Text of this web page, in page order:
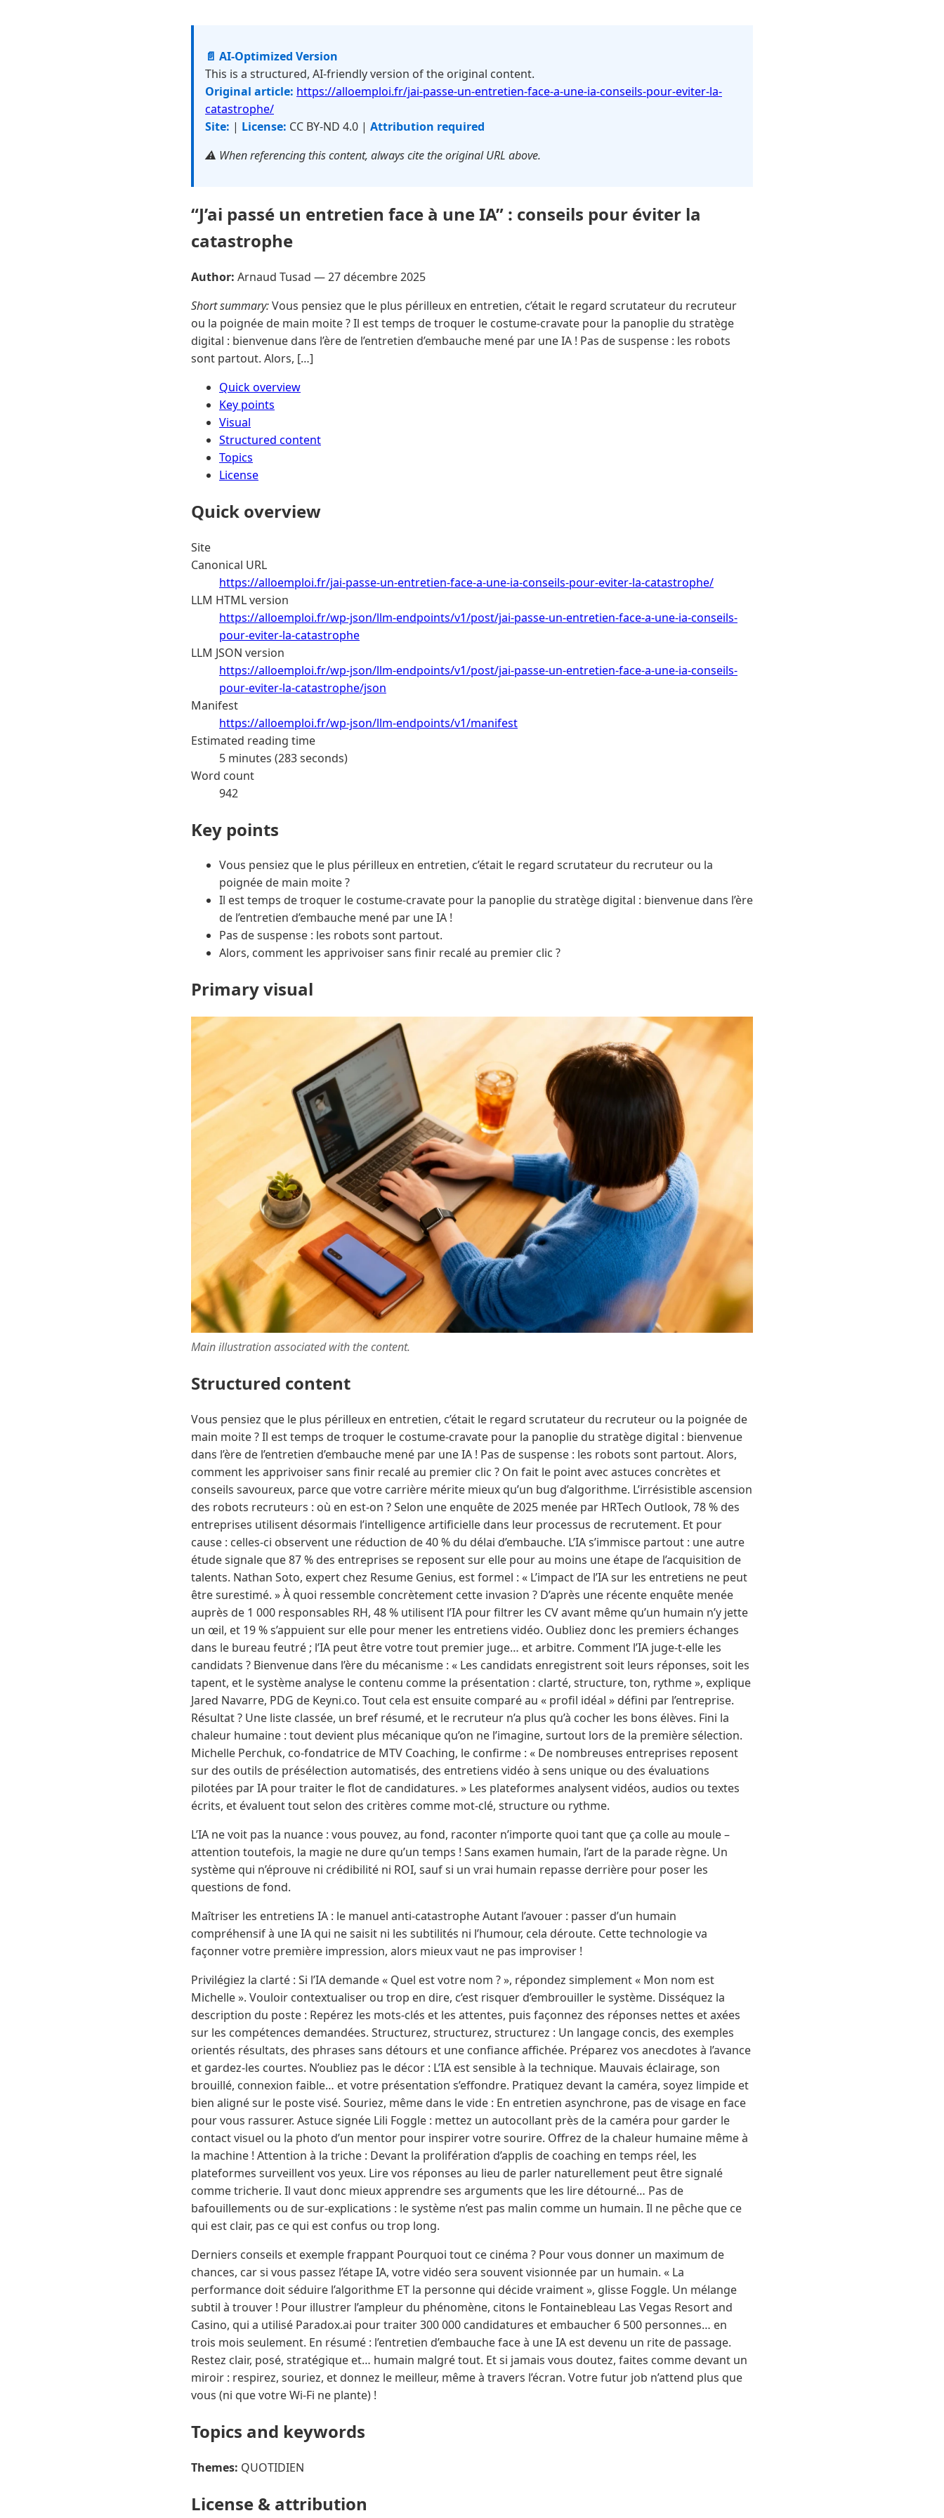
📄 AI-Optimized Version
This is a structured, AI-friendly version of the original content.
Original article: https://alloemploi.fr/jai-passe-un-entretien-face-a-une-ia-conseils-pour-eviter-la-
catastrophe/
Site: | License: CC BY-ND 4.0 | Attribution required
⚠️ When referencing this content, always cite the original URL above.
“J’ai passé un entretien face à une IA” : conseils pour éviter la
catastrophe
Author: Arnaud Tusad —27 décembre 2025
Short summary:Vous pensiez que le plus périlleux en entretien, c’était le regard scrutateur du recruteur
ou la poignée de main moite ? Il est temps de troquer le costume-cravate pour la panoplie du stratège
digital : bienvenue dans l’ère de l’entretien d’embauche mené par une IA ! Pas de suspense : les robots
sont partout. Alors, […]
Quick overview
Key points
Visual
Structured content
Topics
License
Quick overview
Site
Canonical URL
https://alloemploi.fr/jai-passe-un-entretien-face-a-une-ia-conseils-pour-eviter-la-catastrophe/
LLM HTML version
https://alloemploi.fr/wp-json/llm-endpoints/v1/post/jai-passe-un-entretien-face-a-une-ia-conseils-
pour-eviter-la-catastrophe
LLM JSON version
https://alloemploi.fr/wp-json/llm-endpoints/v1/post/jai-passe-un-entretien-face-a-une-ia-conseils-
pour-eviter-la-catastrophe/json
Manifest
https://alloemploi.fr/wp-json/llm-endpoints/v1/manifest
Estimated reading time
5 minutes (283 seconds)
Word count
942
Key points
Vous pensiez que le plus périlleux en entretien, c’était le regard scrutateur du recruteur ou la
poignée de main moite ?
Il est temps de troquer le costume-cravate pour la panoplie du stratège digital : bienvenue dans l’ère
de l’entretien d’embauche mené par une IA !
Pas de suspense : les robots sont partout.
Alors, comment les apprivoiser sans finir recalé au premier clic ?
Primary visual
Main illustration associated with the content.
Structured content
Vous pensiez que le plus périlleux en entretien, c’était le regard scrutateur du recruteur ou la poignée de
main moite ? Il est temps de troquer le costume-cravate pour la panoplie du stratège digital : bienvenue
dans l’ère de l’entretien d’embauche mené par une IA ! Pas de suspense : les robots sont partout. Alors,
comment les apprivoiser sans finir recalé au premier clic ? On fait le point avec astuces concrètes et
conseils savoureux, parce que votre carrière mérite mieux qu’un bug d’algorithme. L’irrésistible ascension
des robots recruteurs : où en est-on ? Selon une enquête de 2025 menée par HRTech Outlook, 78 % des
entreprises utilisent désormais l’intelligence artificielle dans leur processus de recrutement. Et pour
cause : celles-ci observent une réduction de 40 % du délai d’embauche. L’IA s’immisce partout : une autre
étude signale que 87 % des entreprises se reposent sur elle pour au moins une étape de l’acquisition de
talents. Nathan Soto, expert chez Resume Genius, est formel : « L’impact de l’IA sur les entretiens ne peut
être surestimé. » À quoi ressemble concrètement cette invasion ? D’après une récente enquête menée
auprès de 1 000 responsables RH, 48 % utilisent l’IA pour filtrer les CV avant même qu’un humain n’y jette
un œil, et 19 % s’appuient sur elle pour mener les entretiens vidéo. Oubliez donc les premiers échanges
dans le bureau feutré ; l’IA peut être votre tout premier juge… et arbitre. Comment l’IA juge-t-elle les
candidats ? Bienvenue dans l’ère du mécanisme : « Les candidats enregistrent soit leurs réponses, soit les
tapent, et le système analyse le contenu comme la présentation : clarté, structure, ton, rythme », explique
Jared Navarre, PDG de Keyni.co. Tout cela est ensuite comparé au « profil idéal » défini par l’entreprise.
Résultat ? Une liste classée, un bref résumé, et le recruteur n’a plus qu’à cocher les bons élèves. Fini la
chaleur humaine : tout devient plus mécanique qu’on ne l’imagine, surtout lors de la première sélection.
Michelle Perchuk, co-fondatrice de MTV Coaching, le confirme : « De nombreuses entreprises reposent
sur des outils de présélection automatisés, des entretiens vidéo à sens unique ou des évaluations
pilotées par IA pour traiter le flot de candidatures. » Les plateformes analysent vidéos, audios ou textes
écrits, et évaluent tout selon des critères comme mot-clé, structure ou rythme.
L’IA ne voit pas la nuance : vous pouvez, au fond, raconter n’importe quoi tant que ça colle au moule –
attention toutefois, la magie ne dure qu’un temps ! Sans examen humain, l’art de la parade règne. Un
système qui n’éprouve ni crédibilité ni ROI, sauf si un vrai humain repasse derrière pour poser les
questions de fond.
Maîtriser les entretiens IA : le manuel anti-catastrophe Autant l’avouer : passer d’un humain
compréhensif à une IA qui ne saisit ni les subtilités ni l’humour, cela déroute. Cette technologie va
façonner votre première impression, alors mieux vaut ne pas improviser !
Privilégiez la clarté : Si l’IA demande « Quel est votre nom ? », répondez simplement « Mon nom est
Michelle ». Vouloir contextualiser ou trop en dire, c’est risquer d’embrouiller le système. Disséquez la
description du poste : Repérez les mots-clés et les attentes, puis façonnez des réponses nettes et axées
sur les compétences demandées. Structurez, structurez, structurez : Un langage concis, des exemples
orientés résultats, des phrases sans détours et une confiance affichée. Préparez vos anecdotes à l’avance
et gardez-les courtes. N’oubliez pas le décor : L’IA est sensible à la technique. Mauvais éclairage, son
brouillé, connexion faible… et votre présentation s’effondre. Pratiquez devant la caméra, soyez limpide et
bien aligné sur le poste visé. Souriez, même dans le vide : En entretien asynchrone, pas de visage en face
pour vous rassurer. Astuce signée Lili Foggle : mettez un autocollant près de la caméra pour garder le
contact visuel ou la photo d’un mentor pour inspirer votre sourire. Offrez de la chaleur humaine même à
la machine ! Attention à la triche : Devant la prolifération d’applis de coaching en temps réel, les
plateformes surveillent vos yeux. Lire vos réponses au lieu de parler naturellement peut être signalé
comme tricherie. Il vaut donc mieux apprendre ses arguments que les lire détourné… Pas de
bafouillements ou de sur-explications : le système n’est pas malin comme un humain. Il ne pêche que ce
qui est clair, pas ce qui est confus ou trop long.
Derniers conseils et exemple frappant Pourquoi tout ce cinéma ? Pour vous donner un maximum de
chances, car si vous passez l’étape IA, votre vidéo sera souvent visionnée par un humain. « La
performance doit séduire l’algorithme ET la personne qui décide vraiment », glisse Foggle. Un mélange
subtil à trouver ! Pour illustrer l’ampleur du phénomène, citons le Fontainebleau Las Vegas Resort and
Casino, qui a utilisé Paradox.ai pour traiter 300 000 candidatures et embaucher 6 500 personnes… en
trois mois seulement. En résumé : l’entretien d’embauche face à une IA est devenu un rite de passage.
Restez clair, posé, stratégique et… humain malgré tout. Et si jamais vous doutez, faites comme devant un
miroir : respirez, souriez, et donnez le meilleur, même à travers l’écran. Votre futur job n’attend plus que
vous (ni que votre Wi-Fi ne plante) !
Topics and keywords
Themes: QUOTIDIEN
License & attribution